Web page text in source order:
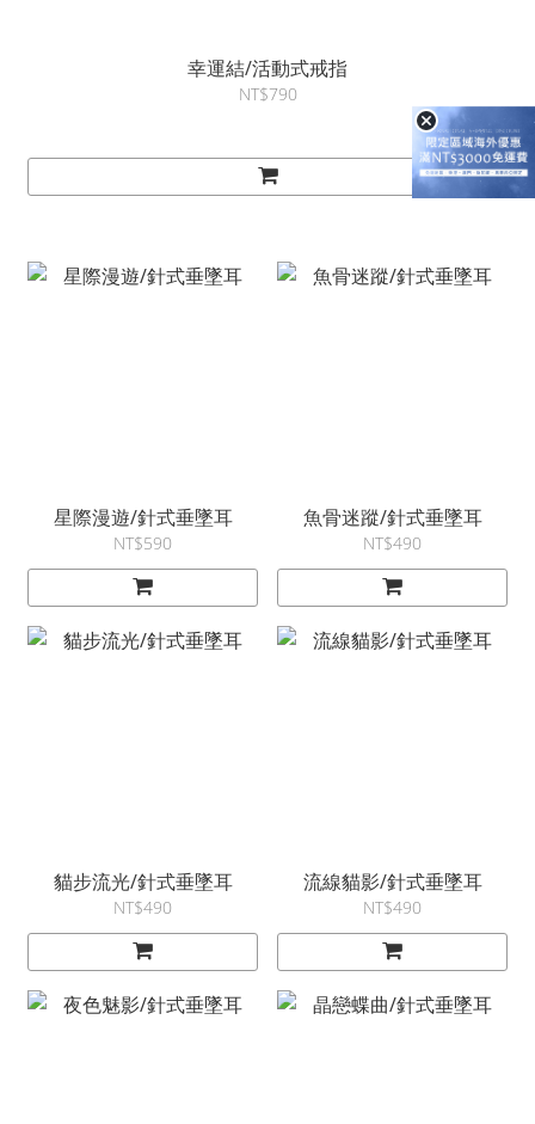
幸運結/活動式戒指
NT$790
星際漫遊/針式垂墜耳
NT$590
魚骨迷蹤/針式垂墜耳
NT$490
貓步流光/針式垂墜耳
NT$490
流線貓影/針式垂墜耳
NT$490